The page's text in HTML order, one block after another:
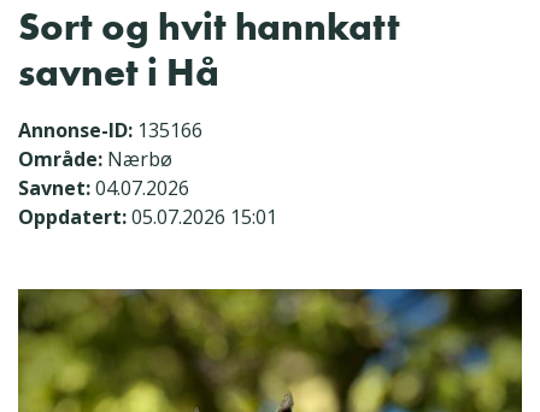
Sort og hvit hannkatt
savnet i Hå
Annonse-ID: 135166
Område: Nærbø
Savnet:04.07.2026
Oppdatert:05.07.2026 15:01